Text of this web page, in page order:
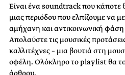
Είναι ένα soundtrack που κάποτε
μιας περιόδου που ελπίζουμε να
αμήχανη και αντικοινωνική
Απολαύστε τις μουσικές
καλλιτέχνες – μια βουτιά στη
οφέλη. Ολόκληρο το playlist θα το
άρθρου.